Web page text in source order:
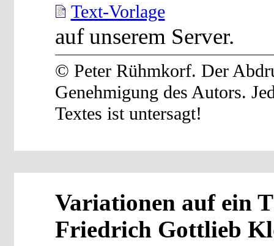
Text-Vorlage
auf unserem Server.
© Peter Rühmkorf. Der
Genehmigung des Autors.
Textes ist untersagt!
Variationen auf ein
Friedrich Gottlieb